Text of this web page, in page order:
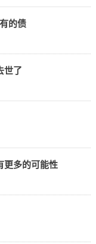
的债
世了
更多的可能性